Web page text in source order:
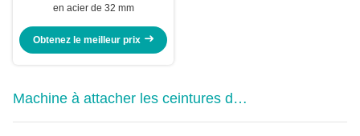
en acier de 32 mm
Obtenez le meilleur prix
Machine à attacher les ceintures de
table